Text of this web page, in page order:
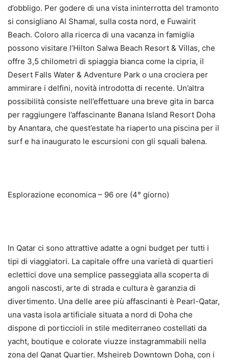
d’obbligo. Per godere di una vista ininterrotta del tramonto
si consigliano Al Shamal, sulla costa nord, e Fuwairit
Beach. Coloro alla ricerca di una vacanza in famiglia
possono visitare l’Hilton Salwa Beach Resort & Villas, che
offre 3,5 chilometri di spiaggia bianca come la cipria, il
Desert Falls Water & Adventure Park o una crociera per
ammirare i delfini, novità introdotta di recente. Un’altra
possibilità consiste nell’effettuare una breve gita in barca
per raggiungere l’affascinante Banana Island Resort Doha
by Anantara, che quest’estate ha riaperto una piscina per il
surf e ha inaugurato le escursioni con gli squali balena.
Esplorazione economica – 96 ore (4° giorno)
In Qatar ci sono attrattive adatte a ogni budget per tutti i
tipi di viaggiatori. La capitale offre una varietà di quartieri
eclettici dove una semplice passeggiata alla scoperta di
angoli nascosti, arte di strada e cultura è garanzia di
divertimento. Una delle aree più affascinanti è Pearl-Qatar,
una vasta isola artificiale situata a nord di Doha che
dispone di porticcioli in stile mediterraneo costellati da
yacht, boutique e colorate viuzze instagrammabili nella
zona del Qanat Quartier. Msheireb Downtown Doha, con i